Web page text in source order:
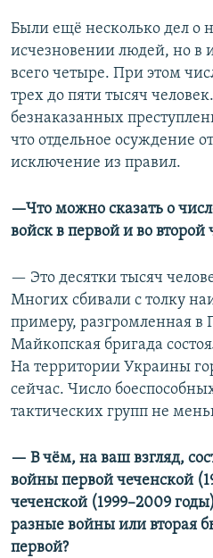
Были ещё несколько дел о
исчезновении людей, но в
всего четыре. При этом
трех до пяти тысяч
безнаказанных
что отдельное осуждение
исключение из правил.
—Что можно сказать о
войск в первой и во второй
— Это десятки тысяч
Многих сбивали с толку
примеру, разгромленная в
Майкопская бригада
На территории Украины
сейчас. Число
тактических групп не
— В чём, на ваш взгляд,
войны первой чеченской
чеченской (1999–2009
разные войны или вторая
первой?